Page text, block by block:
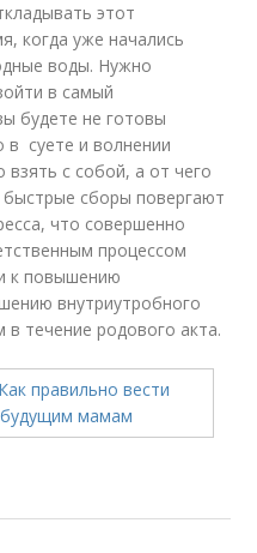
этот
когда уже начались
воды. Нужно
в самый
будете не готовы
в суете и волнении
с собой, а от чего
сборы повергают
что совершенно
процессом
к повышению
внутриутробного
течение родового акта.